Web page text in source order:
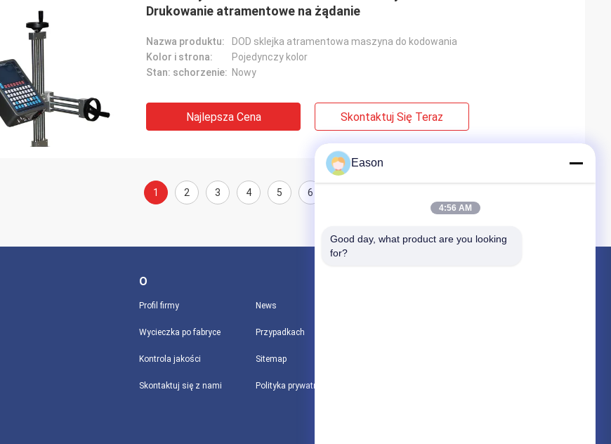
Drukowanie atramentowe na żądanie
Nazwa produktu:
DOD sklejka atramentowa maszyna do kodowania
Kolor i strona:
Pojedynczy kolor
Stan: schorzenie: Nowy
Najlepsza Cena Skontaktuj Się Teraz
1 2 3 4 5 6
O
Profil firmy
Wycieczka po fabryce
Kontrola jakości
Skontaktuj się z nami
News
Przypadkach
Sitemap
Polityka prywatności
Eason
4:56 AM
Good day, what product are you looking
for?